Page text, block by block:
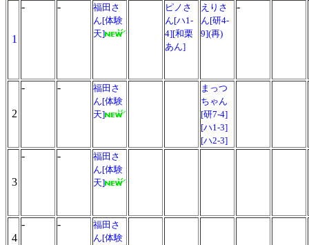
1
- -
福田さ
ん[体験
天]
ピノさ
ん[ハ1-
4][和栗
あん]
えりさ
ん[研4-
9](再)
-
2
- -
福田さ
ん[体験
天]
まっつ
ちゃん
[研7-4]
[ハ1-3]
[ハ2-3]
3
- -
福田さ
ん[体験
天]
4
- -
福田さ
ん[体験